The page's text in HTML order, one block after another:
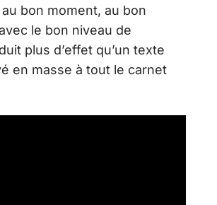
bon moment, au bon
le bon niveau de
plus d’effet qu’un texte
en masse à tout le carnet